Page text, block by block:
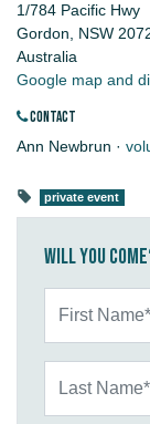
1/784 Pacific Hwy
Gordon, NSW
Australia
Google map and
CONTACT
Ann Newbrun ·
private event
Will you